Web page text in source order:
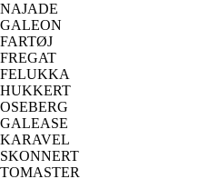
NAJADE
GALEON
FARTØJ
FREGAT
FELUKKA
HUKKERT
OSEBERG
GALEASE
KARAVEL
SKONNERT
TOMASTER